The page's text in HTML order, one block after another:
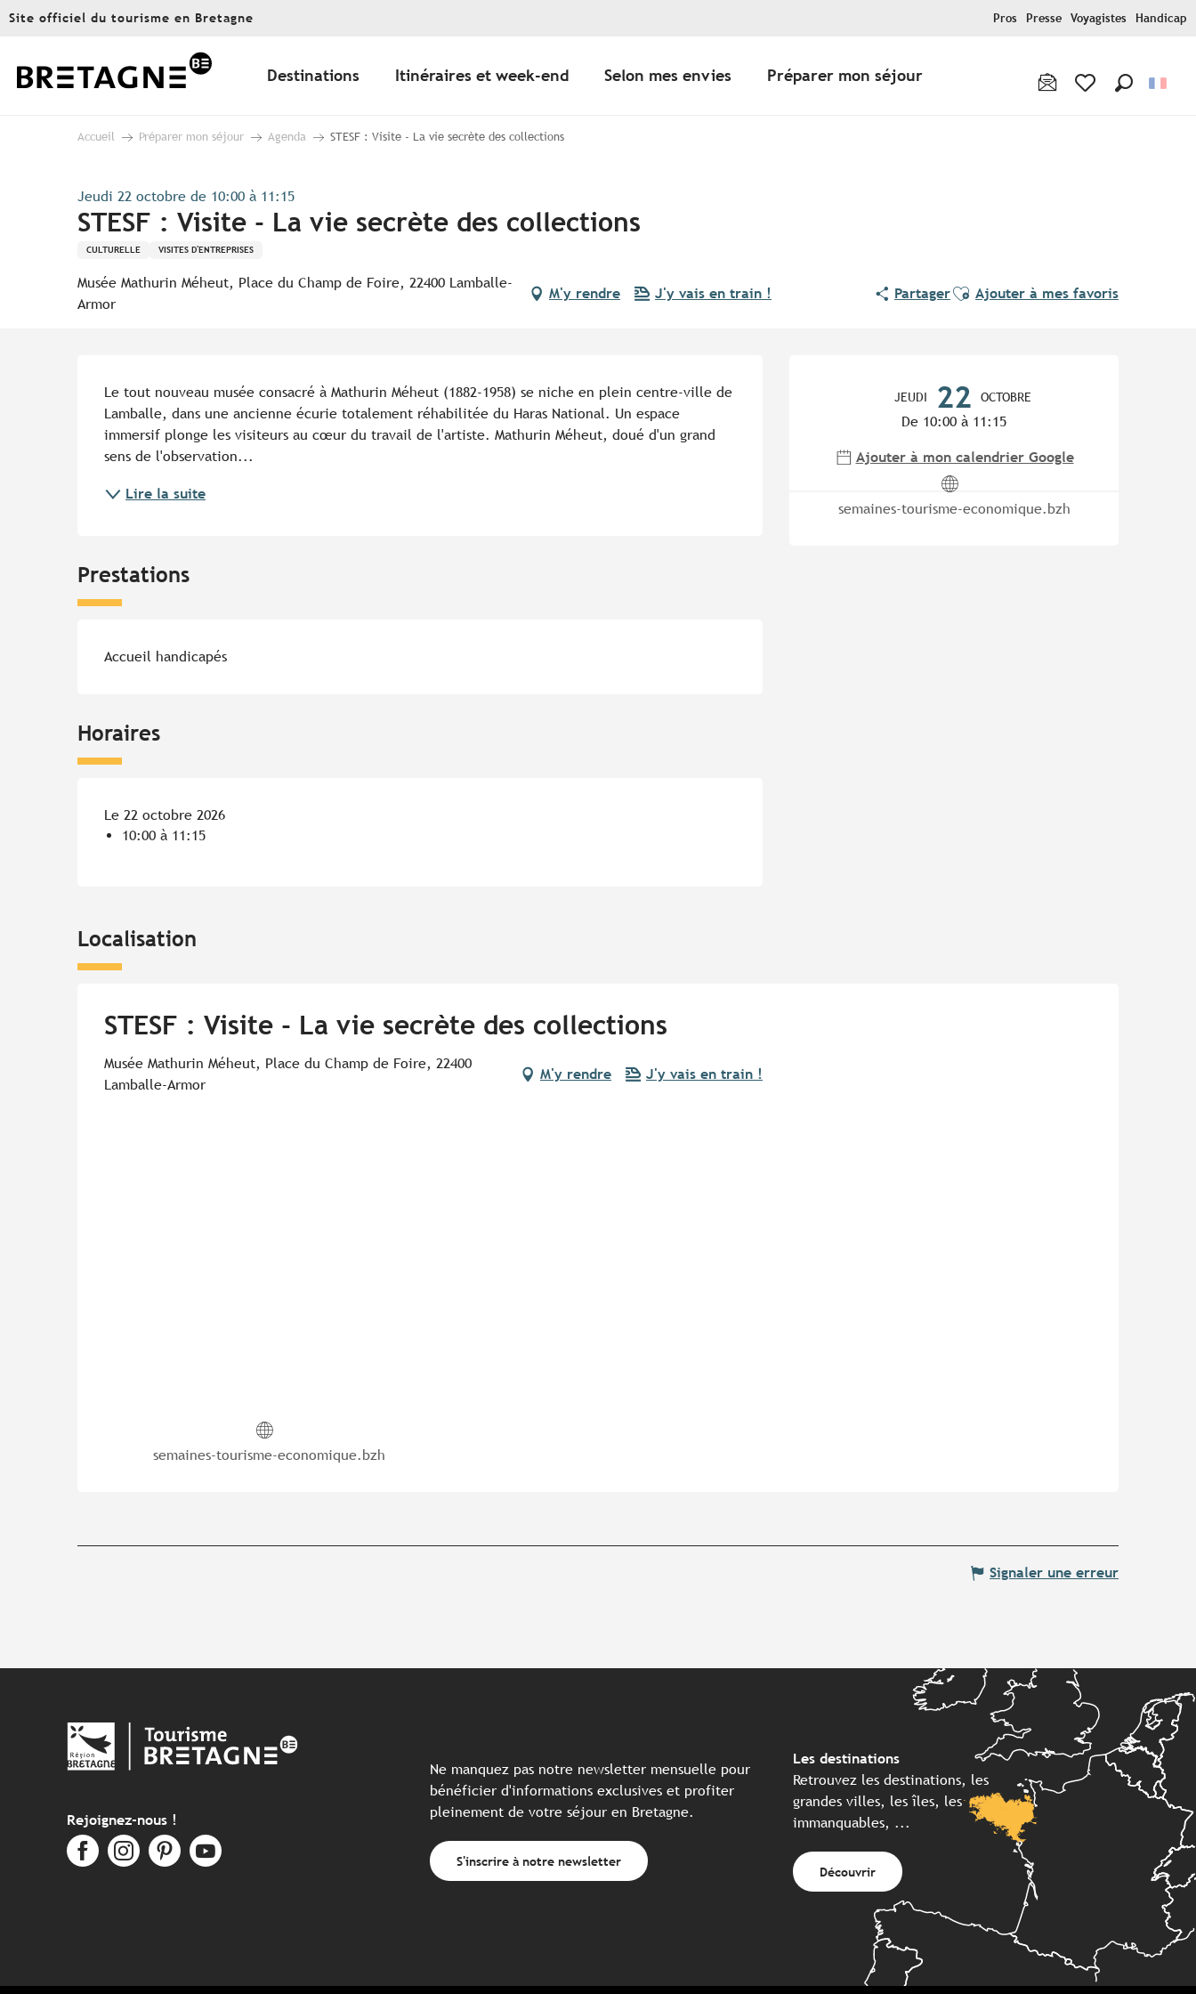
Aller
principal
Site officiel du tourisme en Bretagne Pros Presse Voyagistes Handicap
Destinations Itinéraires et week-end Selon mes envies Préparer mon séjour
Accueil Préparer mon séjour Agenda STESF : Visite - La vie secrète des collections
Jeudi 22 octobre de 10:00 à 11:15
STESF : Visite - La vie secrète des collections
CULTURELLE VISITES D'ENTREPRISES
Musée Mathurin Méheut, Place du Champ de Foire, 22400 Lamballe-
Armor
M'y rendre J'y vais en train ! PartagerAjouter aux favoris
Ajouter à mes favoris
JEUDI 22 OCTOBRE
De 10:00 à 11:15
Ajouter à mon calendrier Google
semaines-tourisme-economique.bzh
Le tout nouveau musée consacré à Mathurin Méheut (1882-1958) se niche en plein centre-ville de
Lamballe, dans une ancienne écurie totalement réhabilitée du Haras National. Un espace
immersif plonge les visiteurs au cœur du travail de l'artiste. Mathurin Méheut, doué d'un grand
sens de l'observation...
Lire la suite
Prestations
Accueil handicapés
Horaires
Le 22 octobre 2026
10:00 à 11:15
Localisation
STESF : Visite - La vie secrète des collections
Musée Mathurin Méheut, Place du Champ de Foire, 22400
Lamballe-Armor
M'y rendre J'y vais en train !
semaines-tourisme-economique.bzh
Signaler une erreur
Rejoignez-nous !
Ne manquez pas notre newsletter mensuelle pour
bénéficier d'informations exclusives et profiter
pleinement de votre séjour en Bretagne.
S'inscrire à notre newsletter
Les destinations
Retrouvez les destinations, les
grandes villes, les îles, les
immanquables, ...
Découvrir